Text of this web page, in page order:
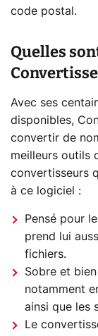
code postal.
Quelles
Avec ses
disponibles,
convertir de
meilleurs outils
convertisseurs
à ce logiciel :
Pensé pour
prend lui
fichiers.
Sobre et
notamment
ainsi que les
Le